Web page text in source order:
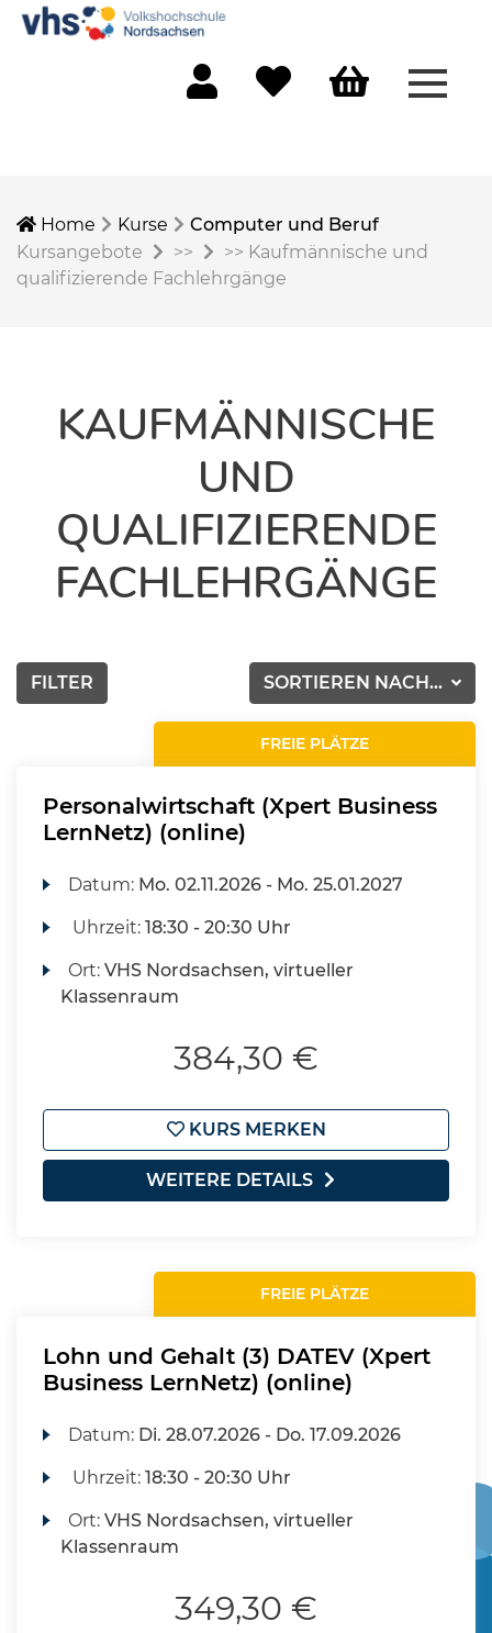
Home Kurse
Computer und Beruf
Kursangebote
>> >> Kaufmännische und
qualifizierende Fachlehrgänge
KAUFMÄNNISCHE
UND
QUALIFIZIERENDE
FACHLEHRGÄNGE
SORTIEREN NACH...
FILTER
FREIE PLÄTZE
Personalwirtschaft (Xpert Business
LernNetz) (online)
Datum: Mo. 02.11.2026 - Mo. 25.01.2027
Uhrzeit:18:30 - 20:30 Uhr
Ort:VHS Nordsachsen, virtueller
Klassenraum
384,30 €
KURS MERKEN
WEITERE DETAILS
FREIE PLÄTZE
Lohn und Gehalt (3) DATEV (Xpert
Business LernNetz) (online)
Datum: Di. 28.07.2026 - Do. 17.09.2026
Uhrzeit:18:30 - 20:30 Uhr
Ort:VHS Nordsachsen, virtueller
Klassenraum
349,30 €